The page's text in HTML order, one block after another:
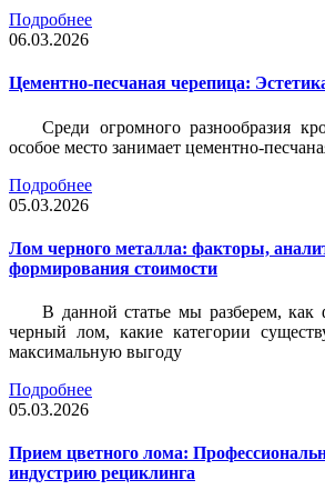
Подробнее
06.03.2026
Цементно-песчаная черепица:
Среди огромного разнообразия
особое место занимает цементно-
Подробнее
05.03.2026
Лом черного металла: факторы,
формирования стоимости
В данной статье мы разберем, как
черный лом, какие категории
максимальную выгоду
Подробнее
05.03.2026
Прием цветного лома:
индустрию рециклинга